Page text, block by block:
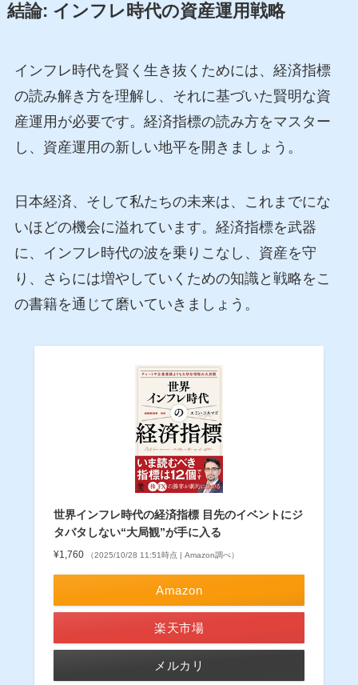
結論: インフレ時代の資産運用戦略
インフレ時代を賢く生き抜くためには、経済指標
の読み解き方を理解し、それに基づいた賢明な資
産運用が必要です。経済指標の読み方をマスター
し、資産運用の新しい地平を開きましょう。
日本経済、そして私たちの未来は、これまでにな
いほどの機会に溢れています。経済指標を武器
に、インフレ時代の波を乗りこなし、資産を守
り、さらには増やしていくための知識と戦略をこ
の書籍を通じて磨いていきましょう。
世界インフレ時代の経済指標 目先のイベントにジ
タバタしない“大局観”が手に入る
¥1,760 （2025/10/28 11:51時点 | Amazon調べ）
Amazon
楽天市場
メルカリ